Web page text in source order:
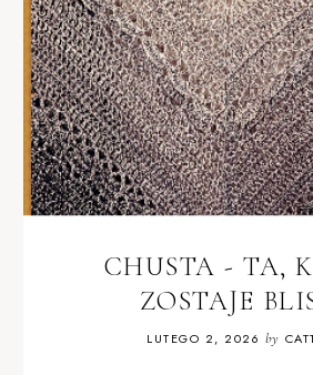
CHUSTA - TA,
ZOSTAJE
LUTEGO 2, 2026 by